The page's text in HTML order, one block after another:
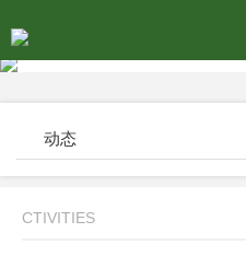
动态
CTIVITIES